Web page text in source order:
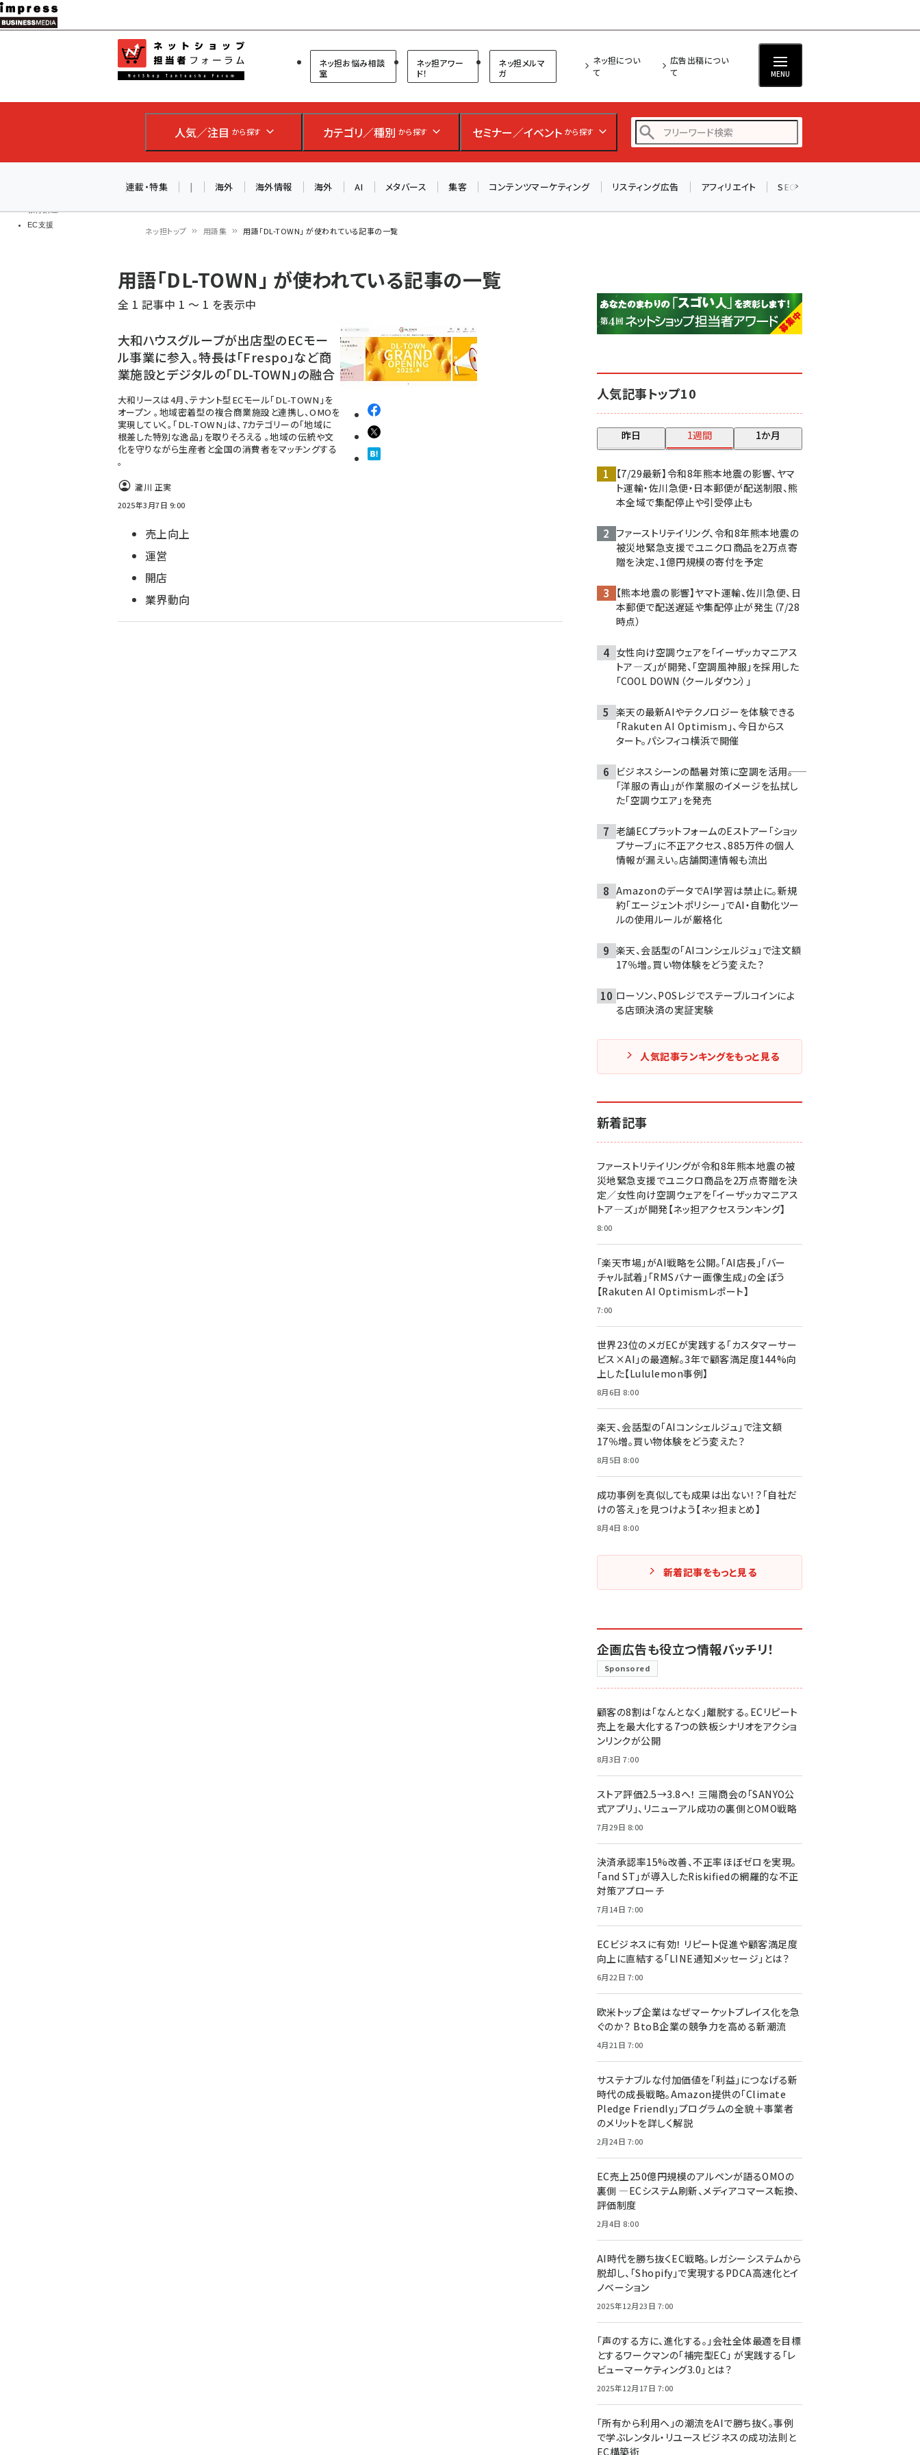
メ
イ
ン
ツ
移
教育講座
EC支援
ネットショップ担当者フォーラム
ネッ担お悩み相談
室
ネッ担アワー
ド！
ネッ担メルマ
ガ
ネッ担につい
て
広告出稿につい
て
MENU
人気／注目 から探す カテゴリ／種別 から探す セミナー／イベント から探す
アスクル (1119)
base (1075)
連載・特集 | 海外 海外情報 海外 AI メタバース 集客 コンテンツマーケティング リスティング広告 アフィリエイト SEO
ン
く
ず
ネッ担トップ 用語集 用語「DL-TOWN」 が使われている記事の一覧
用語「DL-TOWN」 が使われている記事の一覧
全 1 記事中 1 ～ 1 を表示中
大和ハウスグループが出店型のECモー
ル事業に参入。特長は「Frespo」など商
業施設とデジタルの「DL-TOWN」の融合
大和リースは4月、テナント型ECモール「DL-TOWN」を
オープン 。地域密着型の複合商業施設と連携し、OMOを
実現していく。「DL-TOWN」は、7カテゴリーの「地域に
根差した特別な逸品」を取りそろえる 。地域の伝統や文
化を守りながら生産者と全国の消費者をマッチングする
。
瀧川 正実
2025年3月7日 9:00
売上向上
運営
開店
業界動向
人気記事トップ10
昨日 1週間 1か月
【7/29最新】令和8年熊本地震の影響、ヤマ
ト運輸・佐川急便・日本郵便が配送制限、熊
本全域で集配停止や引受停止も
ファーストリテイリング、令和8年熊本地震の
被災地緊急支援でユニクロ商品を2万点寄
贈を決定、1億円規模の寄付を予定
【熊本地震の影響】ヤマト運輸、佐川急便、日
本郵便で配送遅延や集配停止が発生（7/28
時点）
女性向け空調ウェアを「イーザッカマニアス
トア―ズ」が開発、「空調風神服」を採用した
「COOL DOWN（クールダウン）」
楽天の最新AIやテクノロジーを体験できる
「Rakuten AI Optimism」、今日からス
タート。パシフィコ横浜で開催
ビジネスシーンの酷暑対策に空調を活用――。
「洋服の青山」が作業服のイメージを払拭し
た「空調ウエア」を発売
老舗ECプラットフォームのEストアー「ショッ
プサーブ」に不正アクセス、885万件の個人
情報が漏えい。店舗関連情報も流出
AmazonのデータでAI学習は禁止に。新規
約「エージェントポリシー」でAI・自動化ツー
ルの使用ルールが厳格化
楽天、会話型の「AIコンシェルジュ」で注文額
17％増。買い物体験をどう変えた？
ローソン、POSレジでステーブルコインによ
る店頭決済の実証実験
人気記事ランキングをもっと見る
新着記事
ファーストリテイリングが令和8年熊本地震の被
災地緊急支援でユニクロ商品を2万点寄贈を決
定／女性向け空調ウェアを「イーザッカマニアス
トア―ズ」が開発【ネッ担アクセスランキング】
8:00
「楽天市場」がAI戦略を公開。「AI店長」「バー
チャル試着」「RMSバナー画像生成」の全ぼう
【Rakuten AI Optimismレポート】
7:00
世界23位のメガECが実践する「カスタマーサー
ビス×AI」の最適解。3年で顧客満足度144%向
上した【Lululemon事例】
8月6日 8:00
楽天、会話型の「AIコンシェルジュ」で注文額
17％増。買い物体験をどう変えた？
8月5日 8:00
成功事例を真似しても成果は出ない！？「自社だ
けの答え」を見つけよう【ネッ担まとめ】
8月4日 8:00
新着記事をもっと見る
企画広告も役立つ情報バッチリ！
Sponsored
顧客の8割は「なんとなく」離脱する。ECリピート
売上を最大化する7つの鉄板シナリオをアクショ
ンリンクが公開
8月3日 7:00
ストア評価2.5→3.8へ！ 三陽商会の「SANYO公
式アプリ」、リニューアル成功の裏側とOMO戦略
7月29日 8:00
決済承認率15%改善、不正率ほぼゼロを実現。
「and ST」が導入したRiskifiedの網羅的な不正
対策アプローチ
7月14日 7:00
ECビジネスに有効！ リピート促進や顧客満足度
向上に直結する「LINE通知メッセージ」とは？
6月22日 7:00
欧米トップ企業はなぜマーケットプレイス化を急
ぐのか？ BtoB企業の競争力を高める新潮流
4月21日 7:00
サステナブルな付加価値を「利益」につなげる新
時代の成長戦略。Amazon提供の「Climate
Pledge Friendly」プログラムの全貌＋事業者
のメリットを詳しく解説
2月24日 7:00
EC売上250億円規模のアルペンが語るOMOの
裏側 ―ECシステム刷新、メディアコマース転換、
評価制度
2月4日 8:00
AI時代を勝ち抜くEC戦略。レガシーシステムから
脱却し、「Shopify」で実現するPDCA高速化とイ
ノベーション
2025年12月23日 7:00
「声のする方に、進化する。」会社全体最適を目標
とするワークマンの「補完型EC」 が実践する「レ
ビューマーケティング3.0」とは？
2025年12月17日 7:00
「所有から利用へ」の潮流をAIで勝ち抜く。事例
で学ぶレンタル・リユースビジネスの成功法則と
EC構築術